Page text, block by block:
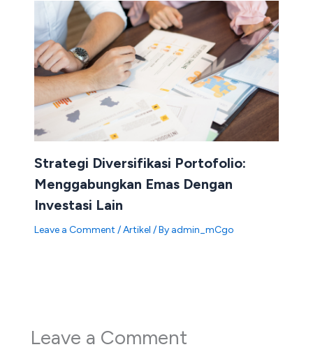
Strategi Diversifikasi Portofolio:
Menggabungkan Emas Dengan
Investasi Lain
Leave a Comment /Artikel / By admin_mCgo
Leave a Comment